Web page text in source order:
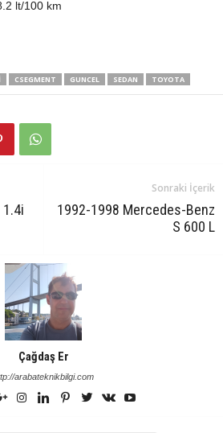
lt/100 km
CSEGMENT GUNCEL SEDAN TOYOTA
Sonraki İçerik
1992-1998 Mercedes-Benz
S 600 L
Çağdaş Er
arabateknikbilgi.com